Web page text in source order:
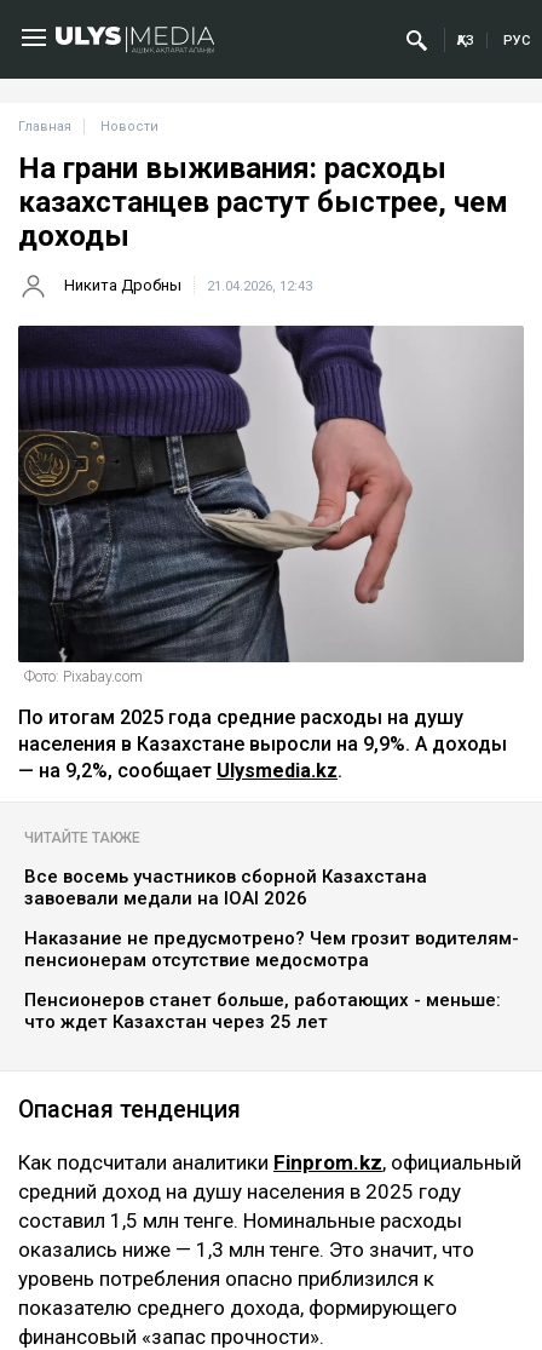
ҚАЗ РУС
Главная Новости
На грани выживания: расходы
казахстанцев растут быстрее, чем
доходы
Никита Дробны 21.04.2026, 12:43
Фото: Pixabay.com
По итогам 2025 года средние расходы на душу
населения в Казахстане выросли на 9,9%. А доходы
— на 9,2%, сообщает Ulysmedia.kz.
ЧИТАЙТЕ ТАКЖЕ
Все восемь участников сборной Казахстана
завоевали медали на IOAI 2026
Наказание не предусмотрено? Чем грозит водителям-
пенсионерам отсутствие медосмотра
Пенсионеров станет больше, работающих - меньше:
что ждет Казахстан через 25 лет
Опасная тенденция
Как подсчитали аналитики Finprom.kz, официальный
средний доход на душу населения в 2025 году
составил 1,5 млн тенге. Номинальные расходы
оказались ниже — 1,3 млн тенге. Это значит, что
уровень потребления опасно приблизился к
показателю среднего дохода, формирующего
финансовый «запас прочности».